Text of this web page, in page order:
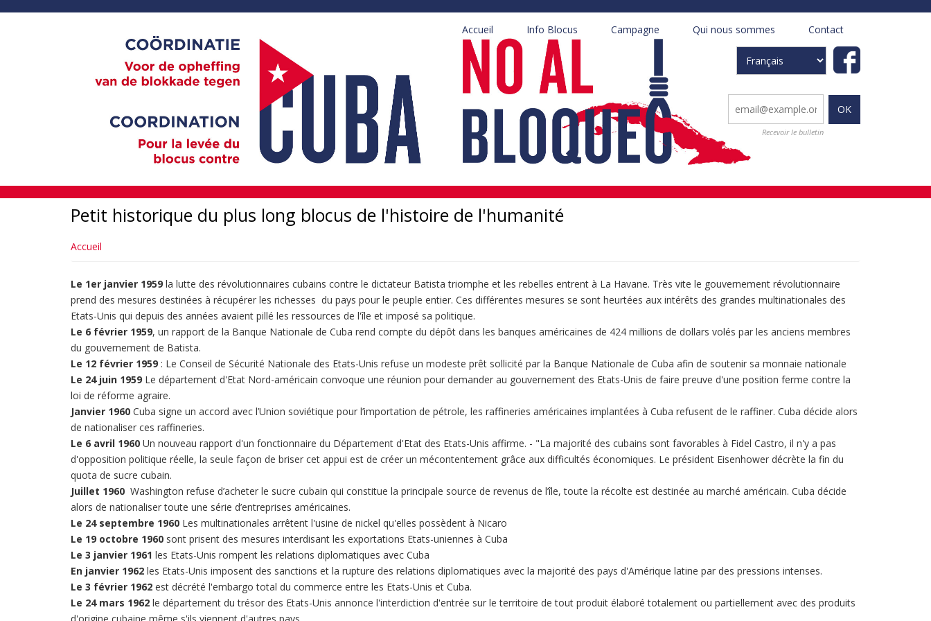
Accueil Info Blocus Campagne Qui nous sommes
Contact
Select
Recevoir le bulletin
Petit historique du plus long blocus de l'histoire de l'humanité
Accueil
Le 1er janvier 1959 la lutte des révolutionnaires cubains contre le dictateur Batista triomphe et les rebelles entrent à La Havane. Très vite le gouvernement révolutionnaire
prend des mesures destinées à récupérer les richesses du pays pour le peuple entier. Ces différentes mesures se sont heurtées aux intérêts des grandes multinationales des
Etats-Unis qui depuis des années avaient pillé les ressources de l'île et imposé sa politique.
Le 6 février 1959, un rapport de la Banque Nationale de Cuba rend compte du dépôt dans les banques américaines de 424 millions de dollars volés par les anciens membres
du gouvernement de Batista.
Le 12 février 1959 : Le Conseil de Sécurité Nationale des Etats-Unis refuse un modeste prêt sollicité par la Banque Nationale de Cuba afin de soutenir sa monnaie nationale
Le 24 juin 1959 Le département d'Etat Nord-américain convoque une réunion pour demander au gouvernement des Etats-Unis de faire preuve d'une position ferme contre la
loi de réforme agraire.
Janvier 1960 Cuba signe un accord avec l’Union soviétique pour l’importation de pétrole, les raffineries américaines implantées à Cuba refusent de le raffiner. Cuba décide alors
de nationaliser ces raffineries.
Le 6 avril 1960 Un nouveau rapport d'un fonctionnaire du Département d'Etat des Etats-Unis affirme. - "La majorité des cubains sont favorables à Fidel Castro, il n'y a pas
d'opposition politique réelle, la seule façon de briser cet appui est de créer un mécontentement grâce aux difficultés économiques. Le président Eisenhower décrète la fin du
quota de sucre cubain.
Juillet 1960 Washington refuse d’acheter le sucre cubain qui constitue la principale source de revenus de l’île, toute la récolte est destinée au marché américain. Cuba décide
alors de nationaliser toute une série d’entreprises américaines.
Le 24 septembre 1960 Les multinationales arrêtent l'usine de nickel qu'elles possèdent à Nicaro
Le 19 octobre 1960 sont prisent des mesures interdisant les exportations Etats-uniennes à Cuba
Le 3 janvier 1961 les Etats-Unis rompent les relations diplomatiques avec Cuba
En janvier 1962 les Etats-Unis imposent des sanctions et la rupture des relations diplomatiques avec la majorité des pays d'Amérique latine par des pressions intenses.
Le 3 février 1962 est décrété l'embargo total du commerce entre les Etats-Unis et Cuba.
Le 24 mars 1962 le département du trésor des Etats-Unis annonce l'interdiction d'entrée sur le territoire de tout produit élaboré totalement ou partiellement avec des produits